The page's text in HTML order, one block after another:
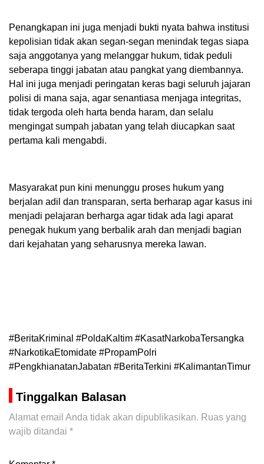
Penangkapan ini juga menjadi bukti nyata bahwa institusi
kepolisian tidak akan segan-segan menindak tegas siapa
saja anggotanya yang melanggar hukum, tidak peduli
seberapa tinggi jabatan atau pangkat yang diembannya.
Hal ini juga menjadi peringatan keras bagi seluruh jajaran
polisi di mana saja, agar senantiasa menjaga integritas,
tidak tergoda oleh harta benda haram, dan selalu
mengingat sumpah jabatan yang telah diucapkan saat
pertama kali mengabdi.
Masyarakat pun kini menunggu proses hukum yang
berjalan adil dan transparan, serta berharap agar kasus ini
menjadi pelajaran berharga agar tidak ada lagi aparat
penegak hukum yang berbalik arah dan menjadi bagian
dari kejahatan yang seharusnya mereka lawan.
#BeritaKriminal #PoldaKaltim #KasatNarkobaTersangka
#NarkotikaEtomidate #PropamPolri
#PengkhianatanJabatan #BeritaTerkini #KalimantanTimur
Tinggalkan Balasan
Alamat email Anda tidak akan dipublikasikan. Ruas yang
wajib ditandai *